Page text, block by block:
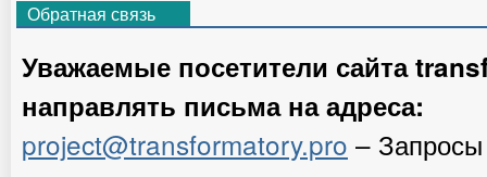
Обратная связь
Уважаемые посетители сайта
направлять письма на адреса:
project@transformatory.pro –